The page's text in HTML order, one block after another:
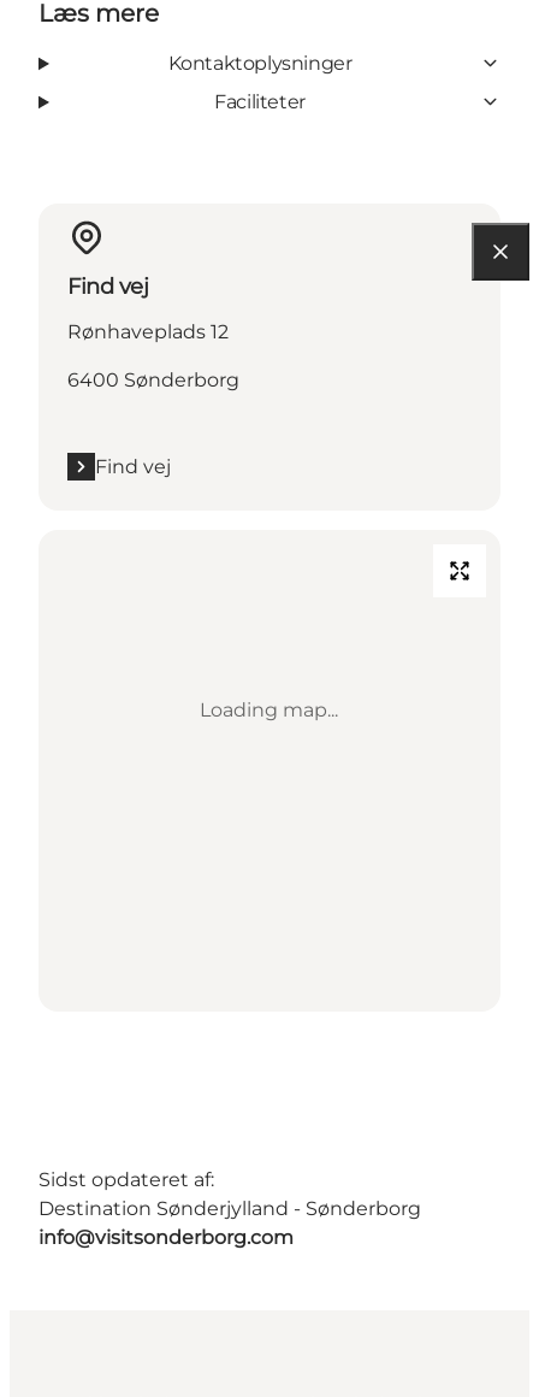
Læs mere
Kontaktoplysninger
Faciliteter
Find vej
Rønhaveplads 12
6400 Sønderborg
Find vej
Loading map...
Sidst opdateret af:
Destination Sønderjylland - Sønderborg
info@visitsonderborg.com